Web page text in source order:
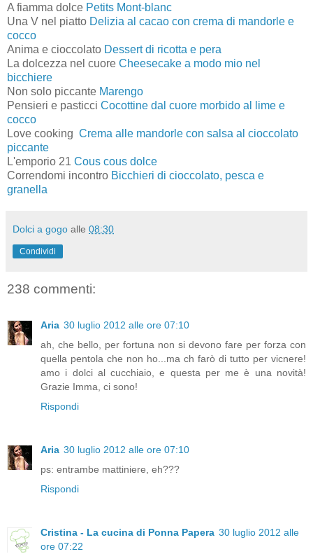
A fiamma dolce Petits Mont-blanc
Una V nel piatto Delizia al cacao con crema di mandorle e
cocco
Anima e cioccolato Dessert di ricotta e pera
La dolcezza nel cuore Cheesecake a modo mio nel
bicchiere
Non solo piccante Marengo
Pensieri e pasticci Cocottine dal cuore morbido al lime e
cocco
Love cooking Crema alle mandorle con salsa al cioccolato
piccante
L'emporio 21 Cous cous dolce
Correndomi incontro Bicchieri di cioccolato, pesca e
granella
Dolci a gogo alle 08:30
Condividi
238 commenti:
Aria 30 luglio 2012 alle ore 07:10
ah, che bello, per fortuna non si devono fare per forza con
quella pentola che non ho...ma ch farò di tutto per vicnere!
amo i dolci al cucchiaio, e questa per me è una novità!
Grazie Imma, ci sono!
Rispondi
Aria 30 luglio 2012 alle ore 07:10
ps: entrambe mattiniere, eh???
Rispondi
Cristina - La cucina di Ponna Papera 30 luglio 2012 alle
ore 07:22